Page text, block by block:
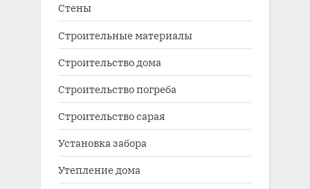
Стены
Строительные материалы
Строительство дома
Строительство погреба
Строительство сарая
Установка забора
Утепление дома